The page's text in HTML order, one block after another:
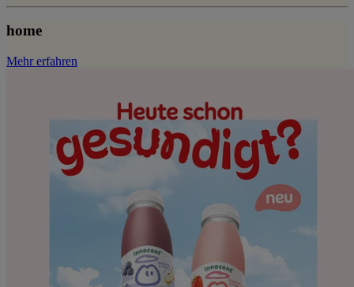
home
Mehr erfahren